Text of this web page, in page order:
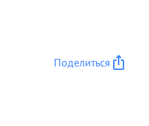
Поделиться